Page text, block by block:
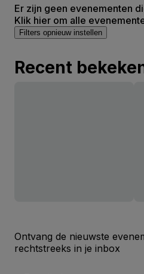
Er zijn geen evenementen
Klik hier om alle
Filters opnieuw instellen
Recent
Ontvang de nieuwste
rechtstreeks in je inbox